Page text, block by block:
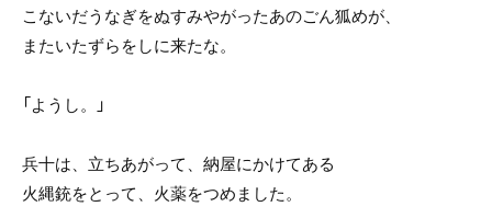
こないだうなぎをぬすみやがったあのごん狐めが、
またいたずらをしに来たな。
「ようし。」
兵十は、立ちあがって、納屋にかけてある
火縄銃をとって、火薬をつめました。